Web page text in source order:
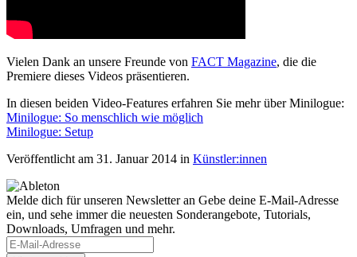
Vielen Dank an unsere Freunde von FACT Magazine, die die
Premiere dieses Videos präsentieren.
In diesen beiden Video-Features erfahren Sie mehr über Minilogue:
Minilogue: So menschlich wie möglich
Minilogue: Setup
Veröffentlicht am 31. Januar 2014 in Künstler:innen
Melde dich für unseren Newsletter an Gebe deine E-Mail-Adresse
ein, und sehe immer die neuesten Sonderangebote, Tutorials,
Downloads, Umfragen und mehr.